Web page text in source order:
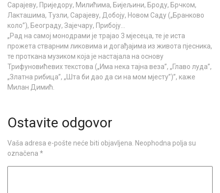
Сарајеву, Приједору, Милићима, Бијељини, Броду, Брчком,
Лакташима, Тузли, Сарајеву, Добоју, Новом Саду („Бранково
коло”), Београду, Зајечару, Прибоју…
„Рад на самој монодрами је трајао 3 мјесеца, те је иста
прожета стварним ликовима и догађајима из живота пјесника,
те проткана музиком која је настајала на основу
Трифуновићевих текстова („Има нека тајна веза”, „Главо луда”,
„Златна рибица”, „Шта би дао да си на мом мјесту”)”, каже
Милан Димић.
Ostavite odgovor
Vaša adresa e-pošte neće biti objavljena. Neophodna polja su
označena *